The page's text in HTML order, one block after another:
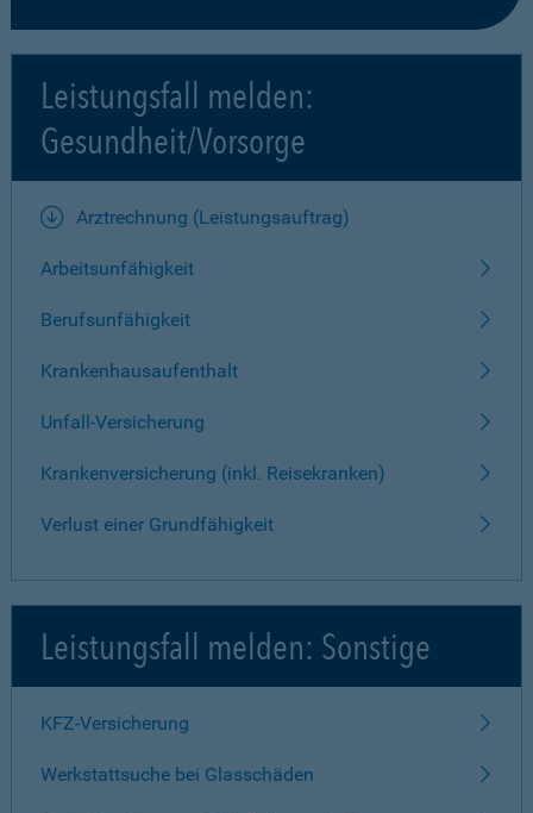
Leistungsfall melden:
Gesundheit/Vorsorge
Arztrechnung (Leistungsauftrag)
Arbeitsunfähigkeit
Berufsunfähigkeit
Krankenhausaufenthalt
Unfall-Versicherung
Krankenversicherung (inkl. Reisekranken)
Verlust einer Grundfähigkeit
Leistungsfall melden: Sonstige
KFZ-Versicherung
Werkstattsuche bei Glasschäden